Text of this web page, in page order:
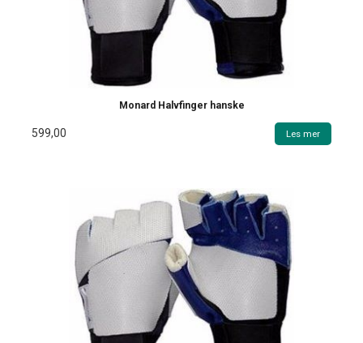
Monard Halvfinger hanske
599,00 Les mer